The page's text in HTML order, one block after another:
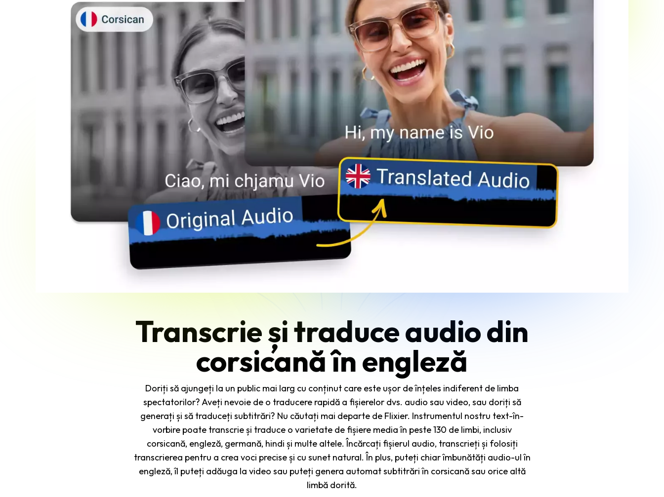
Transcrie și traduce audio din
corsicană în engleză
Doriți să ajungeți la un public mai larg cu conținut care este ușor de înțeles indiferent de limba
spectatorilor? Aveți nevoie de o traducere rapidă a fișierelor dvs. audio sau video, sau doriți să
generați și să traduceți subtitrări? Nu căutați mai departe de Flixier. Instrumentul nostru text-în-
vorbire poate transcrie și traduce o varietate de fișiere media în peste 130 de limbi, inclusiv
corsicană, engleză, germană, hindi și multe altele. Încărcați fișierul audio, transcrieți și folosiți
transcrierea pentru a crea voci precise și cu sunet natural. În plus, puteți chiar îmbunătăți audio-ul în
engleză, îl puteți adăuga la video sau puteți genera automat subtitrări în corsicană sau orice altă
limbă dorită.